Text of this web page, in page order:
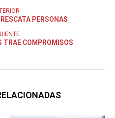
PERSONAS
TRAE COMPROMISOS